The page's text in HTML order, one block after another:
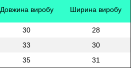
Довжина виробу Ширина виробу
30
28
33
30
35 31